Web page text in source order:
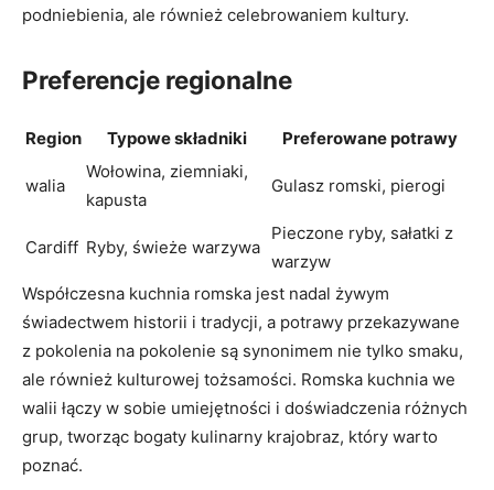
podniebienia, ale również celebrowaniem kultury.
Preferencje regionalne
Region Typowe składniki Preferowane potrawy
walia
Wołowina, ziemniaki,
kapusta
Gulasz romski, pierogi
Cardiff Ryby, świeże warzywa
Pieczone ryby, sałatki z
warzyw
Współczesna kuchnia romska jest nadal żywym
świadectwem historii i tradycji, a potrawy przekazywane
z pokolenia na pokolenie są synonimem nie tylko smaku,
ale również kulturowej tożsamości. Romska kuchnia we
walii łączy w sobie umiejętności i doświadczenia różnych
grup, tworząc bogaty kulinarny krajobraz, który warto
poznać.